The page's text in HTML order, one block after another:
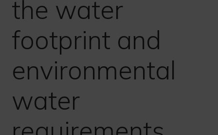
the water
footprint and
environmental
water